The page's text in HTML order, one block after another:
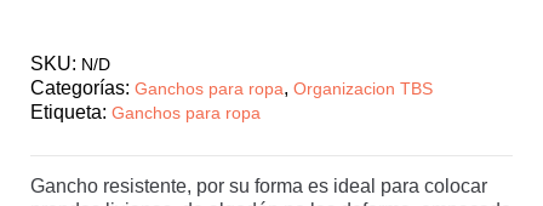
SKU: N/D
Categorías: Ganchos para ropa, Organizacion TBS
Etiqueta: Ganchos para ropa
Gancho resistente, por su forma es ideal para colocar